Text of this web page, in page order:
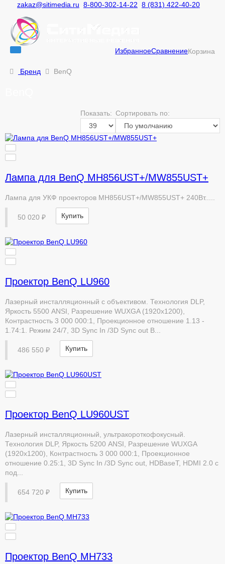
8 (831) 422-40-20
8-800-302-14-22
zakaz@sitimedia.ru
Корзина
Сравнение
Избранное
Бренд BenQ
Сортировать по:
Показать:
Лампа для BenQ MH856UST+/MW855UST+
Лампа для УКФ проекторов MH856UST+/MW855UST+ 240Вт.....
50 020 ₽ Купить
Проектор BenQ LU960
Лазерный инсталляционный с объективом. Технология DLP,
Яркость 5500 ANSI, Разрешение WUXGA (1920х1200),
Контрастность 3 000 000:1, Проекционное отношение 1.13 -
1.74:1. Режим 24/7, 3D Sync In /3D Sync out В...
486 550 ₽ Купить
Проектор BenQ LU960UST
Лазерный инсталляционный, ультракороткофокусный.
Технология DLP, Яркость 5200 ANSI, Разрешение WUXGA
(1920х1200), Контрастность 3 000 000:1, Проекционное
отношение 0.25:1, 3D Sync In /3D Sync out, HDBaseT, HDMI 2.0 с
под...
654 720 ₽ Купить
Проектор BenQ MH733